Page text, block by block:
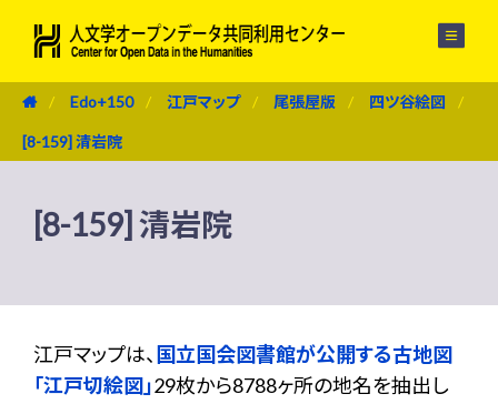
Edo+150 江戸マップ 尾張屋版 四ツ谷絵図
[8-159] 清岩院
[8-159] 清岩院
江戸マップは、 国立国会図書館が公開する古地図
「江戸切絵図」29枚から8788ヶ所の地名を抽出し